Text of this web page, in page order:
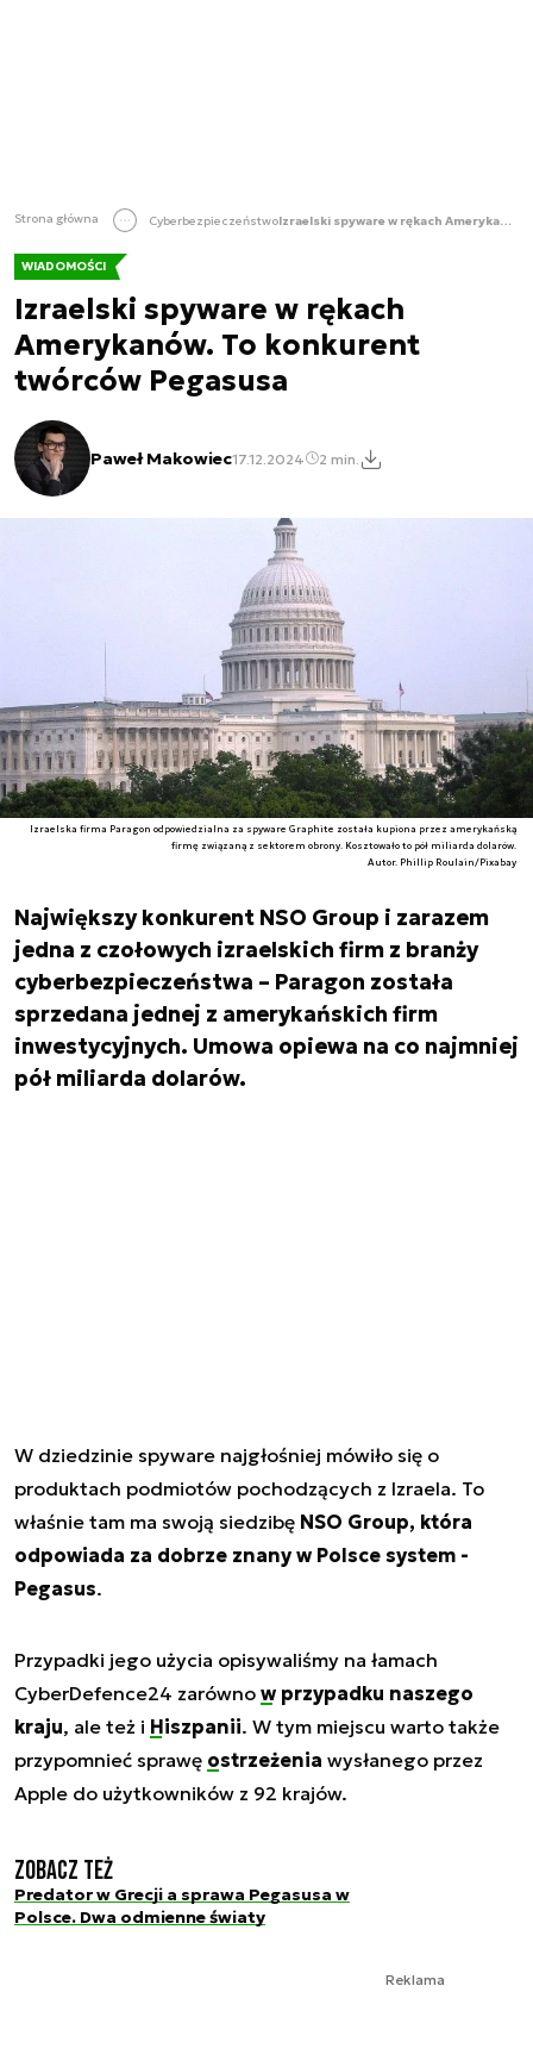
Strona główna Cyberbezpieczeństwo Izraelski spyware w rękach Amerykanów. To konkurent twórców Pegasusa
WIADOMOŚCI
Izraelski spyware w rękach
Amerykanów. To konkurent
twórców Pegasusa
Paweł Makowiec17.12.2024 2 min.
Izraelska firma Paragon odpowiedzialna za spyware Graphite została kupiona przez amerykańską
firmę związaną z sektorem obrony. Kosztowało to pół miliarda dolarów.
Autor. Phillip Roulain/Pixabay
Największy konkurent NSO Group i zarazem
jedna z czołowych izraelskich firm z branży
cyberbezpieczeństwa – Paragon została
sprzedana jednej z amerykańskich firm
inwestycyjnych. Umowa opiewa na co najmniej
pół miliarda dolarów.
W dziedzinie spyware najgłośniej mówiło się o
produktach podmiotów pochodzących z Izraela. To
właśnie tam ma swoją siedzibę NSO Group, która
odpowiada za dobrze znany w Polsce system -
Pegasus.
Przypadki jego użycia opisywaliśmy na łamach
CyberDefence24 zarówno w przypadku naszego
kraju, ale też i Hiszpanii. W tym miejscu warto także
przypomnieć sprawę ostrzeżenia wysłanego przez
Apple do użytkowników z 92 krajów.
Zobacz też
Predator w Grecji a sprawa Pegasusa w
Polsce. Dwa odmienne światy
Reklama